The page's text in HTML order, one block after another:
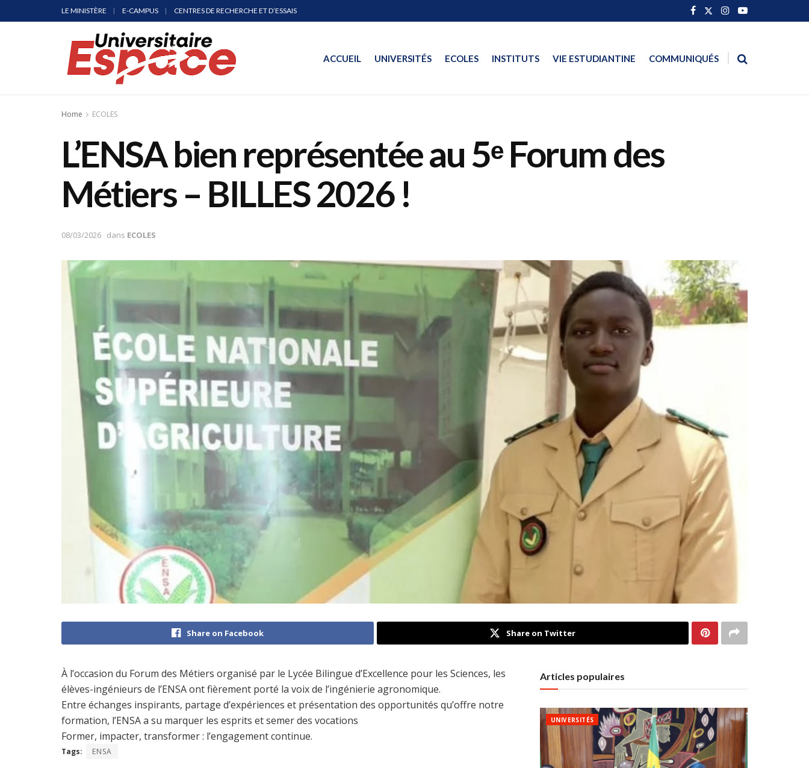
LE MINISTÈRE E-CAMPUS CENTRES DE RECHERCHE ET D’ESSAIS
ACCUEIL UNIVERSITÉS ECOLES INSTITUTS VIE ESTUDIANTINE COMMUNIQUÉS
Home ECOLES
L’ENSA bien représentée au 5ᵉ Forum des
Métiers – BILLES 2026 !
08/03/2026 dans ECOLES
Share on Facebook Share on Twitter
À l’occasion du Forum des Métiers organisé par le Lycée Bilingue d’Excellence pour les Sciences, les
élèves-ingénieurs de l’ENSA ont fièrement porté la voix de l’ingénierie agronomique.
Entre échanges inspirants, partage d’expériences et présentation des opportunités qu’offre notre
formation, l’ENSA a su marquer les esprits et semer des vocations
Former, impacter, transformer : l’engagement continue.
Tags: ENSA
Articles populaires
UNIVERSITÉS